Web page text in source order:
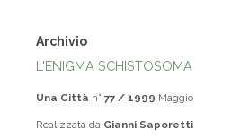
Archivio
L'ENIGMA SCHISTOSOMA
Una Città n° 77 / 1999 Maggio
Realizzata da Gianni Saporetti